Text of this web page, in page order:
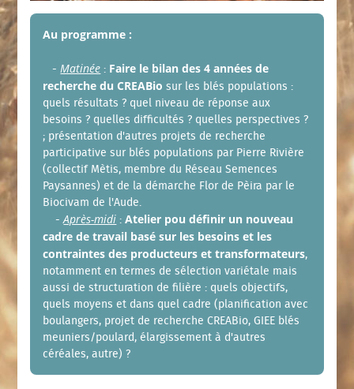
Au programme :
- Matinée : Faire le bilan des 4 années de
recherche du CREABio sur les blés populations :
quels résultats ? quel niveau de réponse aux
besoins ? quelles difficultés ? quelles perspectives ?
; présentation d'autres projets de recherche
participative sur blés populations par Pierre Rivière
(collectif Mètis, membre du Réseau Semences
Paysannes) et de la démarche Flor de Pèira par le
Biocivam de l'Aude.
-Après-midi :Atelier pou définir un nouveau
cadre de travail basé sur les besoins et les
contraintes des producteurs et transformateurs,
notamment en termes de sélection variétale mais
aussi de structuration de filière : quels objectifs,
quels moyens et dans quel cadre (planification avec
boulangers, projet de recherche CREABio, GIEE blés
meuniers/poulard, élargissement à d'autres
céréales, autre) ?